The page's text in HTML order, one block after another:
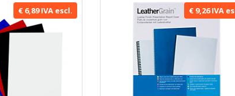
€ 6,89 IVA escl. € 9,26 IVA